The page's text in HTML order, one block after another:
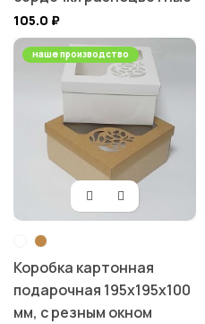
105.0 ₽
наше производство
Коробка картонная
подарочная 195х195х100
мм, с резным окном